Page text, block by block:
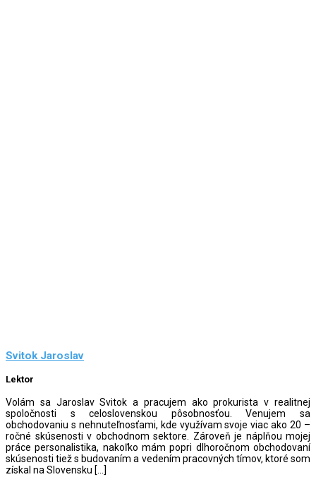
Svitok Jaroslav
Lektor
Volám sa Jaroslav Svitok a pracujem ako prokurista v realitnej
spoločnosti s celoslovenskou pôsobnosťou. Venujem sa
obchodovaniu s nehnuteľnosťami, kde využívam svoje viac ako 20 –
ročné skúsenosti v obchodnom sektore. Zároveň je náplňou mojej
práce personalistika, nakoľko mám popri dlhoročnom obchodovaní
skúsenosti tiež s budovaním a vedením pracovných tímov, ktoré som
získal na Slovensku […]